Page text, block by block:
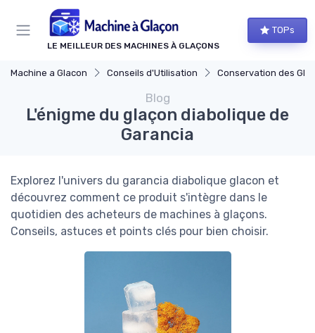
LE MEILLEUR DES MACHINES À GLAÇONS
TOPs
Machine a Glacon Conseils d'Utilisation Conservation des
Blog
L'énigme du glaçon diabolique de
Garancia
Explorez l'univers du garancia diabolique glacon et
découvrez comment ce produit s'intègre dans le
quotidien des acheteurs de machines à glaçons.
Conseils, astuces et points clés pour bien choisir.
Panneau de gestion des cookies